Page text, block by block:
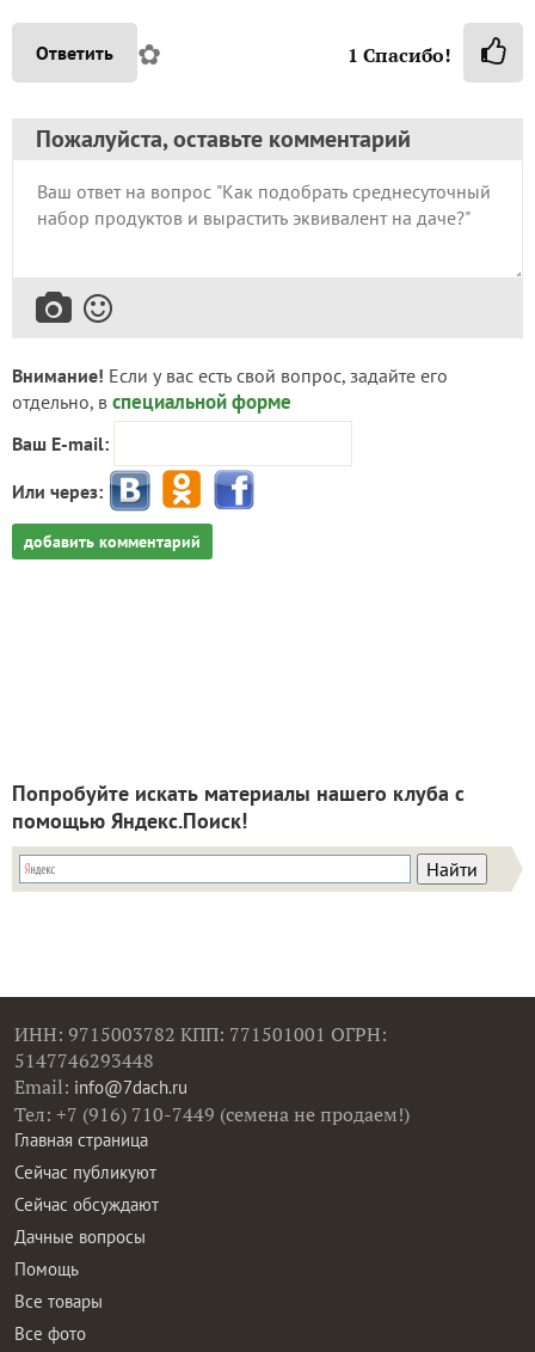
Ответить ✿ 1 Спасибо!
Пожалуйста, оставьте комментарий
Внимание! Если у вас есть свой вопрос, задайте его
отдельно, в специальной форме
Ваш E-mail:
Или через:
добавить комментарий
Попробуйте искать материалы нашего клуба с
помощью Яндекс.Поиск!
ИНН: 9715003782 КПП: 771501001 ОГРН:
5147746293448
Email: info@7dach.ru
Тел: +7 (916) 710-7449 (семена не продаем!)
Главная страница
Сейчас публикуют
Сейчас обсуждают
Дачные вопросы
Помощь
Все товары
Все фото